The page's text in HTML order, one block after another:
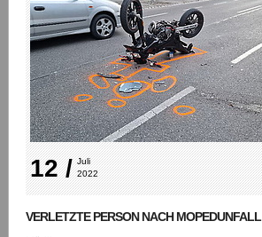
12 / Juli
2022
VERLETZTE PERSON NACH MOPEDUNFALL